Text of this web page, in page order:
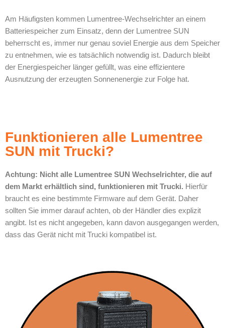
Am Häufigsten kommen Lumentree-Wechselrichter an einem
Batteriespeicher zum Einsatz, denn der Lumentree SUN
beherrscht es, immer nur genau soviel Energie aus dem Speicher
zu entnehmen, wie es tatsächlich notwendig ist. Dadurch bleibt
der Energiespeicher länger gefüllt, was eine effizientere
Ausnutzung der erzeugten Sonnenenergie zur Folge hat.
Funktionieren alle Lumentree
SUN mit Trucki?
Achtung: Nicht alle Lumentree SUN Wechselrichter, die auf
dem Markt erhältlich sind, funktionieren mit Trucki. Hierfür
braucht es eine bestimmte Firmware auf dem Gerät. Daher
sollten Sie immer darauf achten, ob der Händler dies explizit
angibt. Ist es nicht angegeben, kann davon ausgegangen werden,
dass das Gerät nicht mit Trucki kompatibel ist.